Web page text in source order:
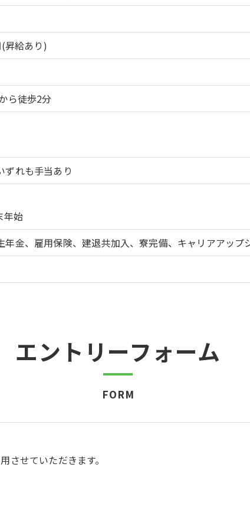
昇給あり)
ら徒歩2分
ずれも手当あり
年始
年金、雇用保険、建退共加入、寮完備、キャリアアップ
エントリーフォーム
FORM
させていただきます。